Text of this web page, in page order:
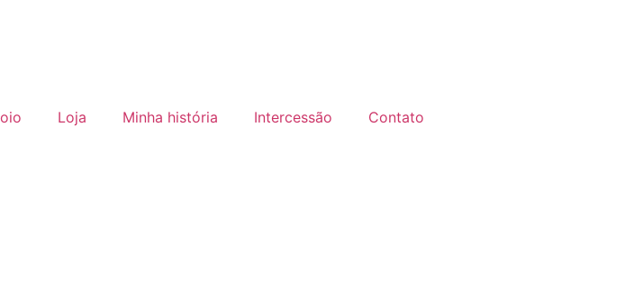
Loja Minha história Intercessão Contato